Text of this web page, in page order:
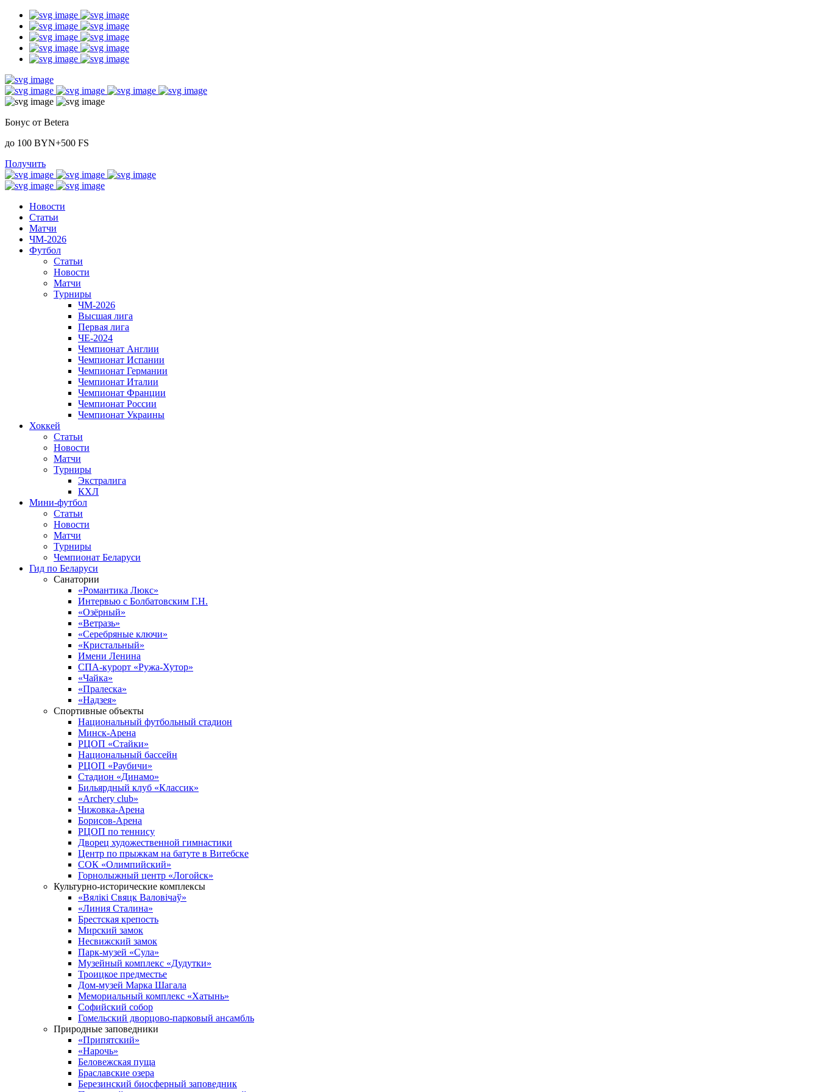
Бонус от Betera
до 100 BYN+500 FS
Получить
Новости
Статьи
Матчи
ЧМ-2026
Футбол
Статьи
Новости
Матчи
Турниры
ЧМ-2026
Высшая лига
Первая лига
ЧЕ-2024
Чемпионат Англии
Чемпионат Испании
Чемпионат Германии
Чемпионат Италии
Чемпионат Франции
Чемпионат России
Чемпионат Украины
Хоккей
Статьи
Новости
Матчи
Турниры
Экстралига
КХЛ
Мини-футбол
Статьи
Новости
Матчи
Турниры
Чемпионат Беларуси
Гид по Беларуси
Санатории
«Романтика Люкс»
Интервью с Болбатовским Г.Н.
«Озёрный»
«Ветразь»
«Серебряные ключи»
«Кристальный»
Имени Ленина
СПА-курорт «Ружа-Хутор»
«Чайка»
«Пралеска»
«Надзея»
Спортивные объекты
Национальный футбольный стадион
Минск-Арена
РЦОП «Стайки»
Национальный бассейн
РЦОП «Раубичи»
Стадион «Динамо»
Бильярдный клуб «Классик»
«Archery club»
Чижовка-Арена
Борисов-Арена
РЦОП по теннису
Дворец художественной гимнастики
Центр по прыжкам на батуте в Витебске
СОК «Олимпийский»
Горнолыжный центр «Логойск»
Культурно-исторические комплексы
«Вялікі Свяцк Валовічаў»
«Линия Сталина»
Брестская крепость
Мирский замок
Несвижский замок
Парк-музей «Сула»
Музейный комплекс «Дудутки»
Троицкое предместье
Дом-музей Марка Шагала
Мемориальный комплекс «Хатынь»
Софийский собор
Гомельский дворцово-парковый ансамбль
Природные заповедники
«Припятский»
«Нарочь»
Беловежская пуща
Браславские озера
Березинский биосферный заповедник